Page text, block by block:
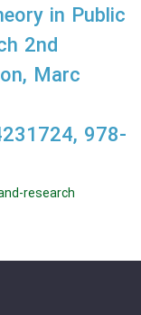
in Public
2nd
Marc
978-
research